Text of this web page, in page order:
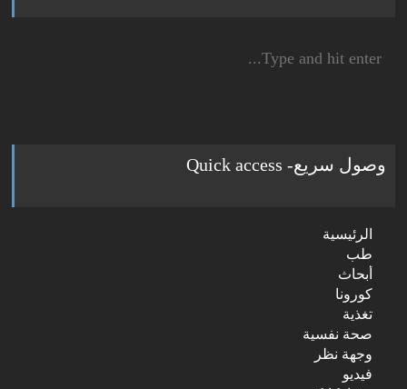
for:
وصول سريع- Quick access
الرئيسية
طب
أبحاث
كورونا
تغذية
صحة نفسية
وجهة نظر
فيديو